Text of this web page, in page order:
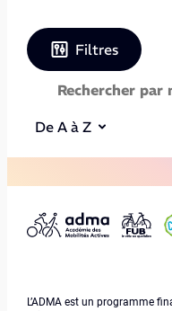
Filtres
De A à Z
L’ADMA est un programme